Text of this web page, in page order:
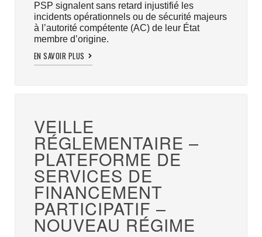
PSP signalent sans retard injustifié les
incidents opérationnels ou de sécurité majeurs
à l’autorité compétente (AC) de leur État
membre d’origine.
EN SAVOIR PLUS
VEILLE
RÉGLEMENTAIRE –
PLATEFORME DE
SERVICES DE
FINANCEMENT
PARTICIPATIF –
NOUVEAU RÉGIME